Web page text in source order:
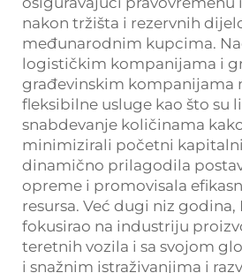
nakon tržišta i rezervnih
međunarodnim kupcima.
logističkim kompanijama i
građevinskim kompanijama
fleksibilne usluge kao što su
snabdevanje količinama
minimizirali početni
dinamično prilagodila
opreme i promovisala
resursa. Već dugi niz godina,
fokusirao na industriju
teretnih vozila i sa svojom
i snažnim istraživanjima i